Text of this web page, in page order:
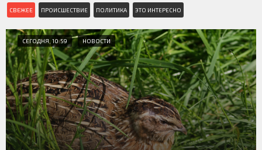
СВЕЖЕЕ ПРОИСШЕСТВИЕ ПОЛИТИКА ЭТО ИНТЕРЕСНО
СЕГОДНЯ, 10:59 НОВОСТИ